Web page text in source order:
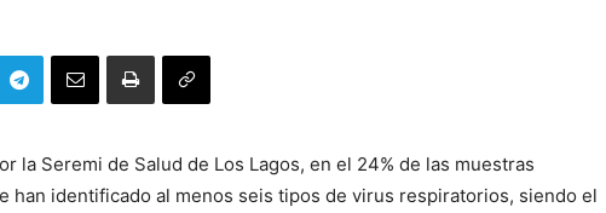
la Seremi de Salud de Los Lagos, en el 24% de las muestras
han identificado al menos seis tipos de virus respiratorios, siendo el